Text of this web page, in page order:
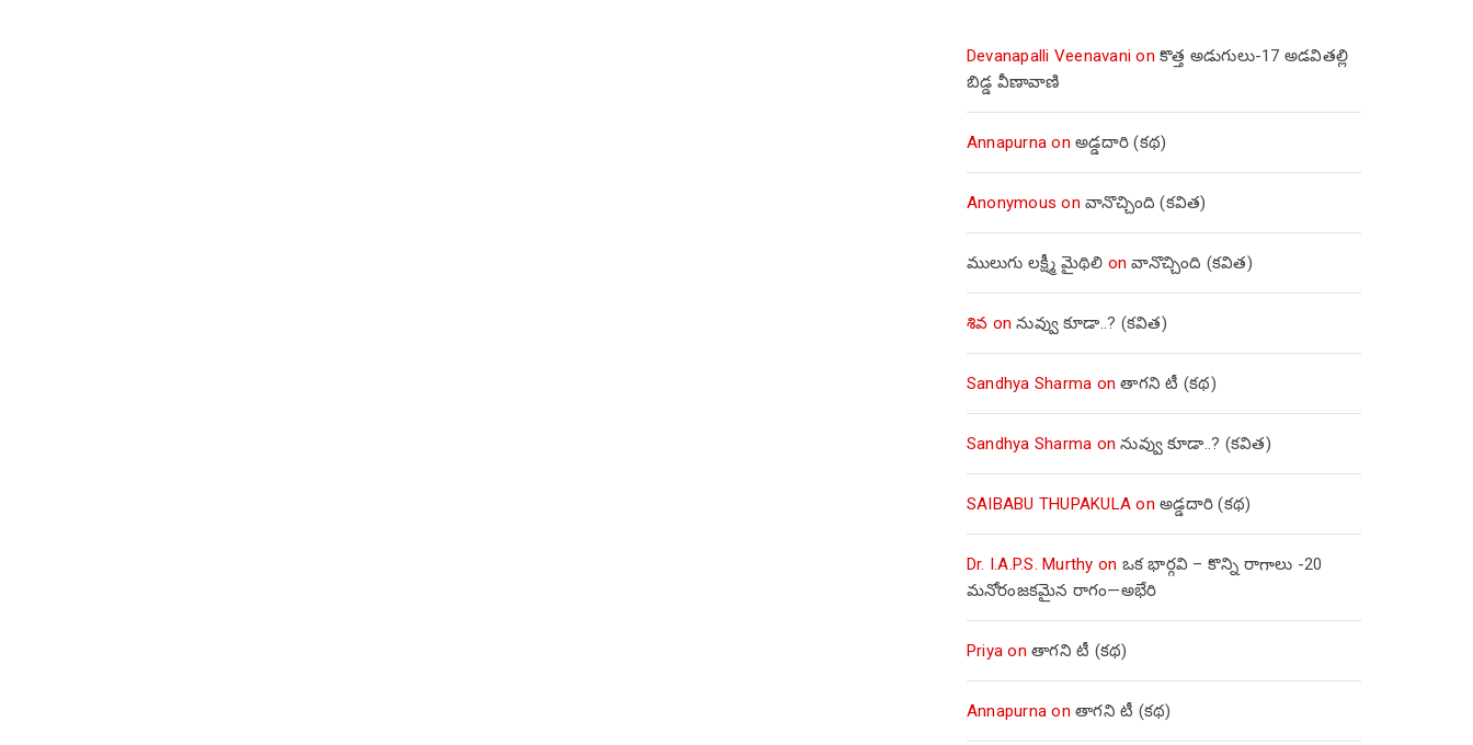
Devanapalli Veenavani onకొత్త అడుగులు-17 అడవితల్లి
బిడ్డ వీణావాణి
Annapurna onఅడ్డదారి (కథ)
Anonymous onవానొచ్చింది (కవిత)
ములుగు లక్ష్మీ మైథిలి onవానొచ్చింది (కవిత)
శివ onనువ్వు కూడా..? (కవిత)
Sandhya Sharma onతాగని టీ (కథ)
Sandhya Sharma onనువ్వు కూడా..? (కవిత)
SAIBABU THUPAKULA onఅడ్డదారి (కథ)
Dr. I.A.P.S. Murthy on ఒక భార్గవి – కొన్ని రాగాలు -20
మనోరంజకమైన రాగం—అభేరి
Priya onతాగని టీ (కథ)
Annapurna onతాగని టీ (కథ)